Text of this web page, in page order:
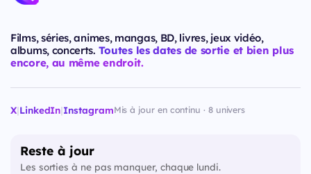
Films, séries, animes, mangas, BD, livres, jeux vidéo,
albums, concerts. Toutes les dates de sortie et bien plus
encore, au même endroit.
X|LinkedIn|InstagramMis à jour en continu · 8 univers
Reste à jour
Les sorties à ne pas manquer, chaque lundi.